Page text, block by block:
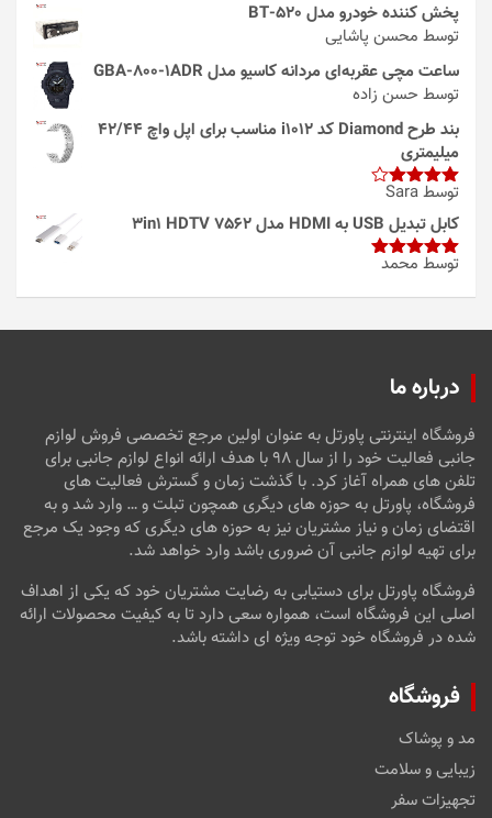
پخش کننده خودرو مدل 520-BT
توسط محسن پاشایی
ساعت مچی عقربه‌ای مردانه کاسیو مدل GBA-800-1ADR
توسط حسن زاده
بند طرح Diamond کد i1012 مناسب برای اپل واچ 42/44
میلیمتری
امتیاز4
از 5
توسط Sara
کابل تبدیل USB به HDMI مدل 3in1 HDTV 7562
امتیاز5از
توسط محمد
درباره ما
فروشگاه اینترنتی پاورتل به عنوان اولین مرجع تخصصی فروش لوازم
جانبی فعالیت خود را از سال ۹۸ با هدف ارائه انواع لوازم جانبی برای
تلفن های همراه آغاز کرد. با گذشت زمان و گسترش فعالیت های
فروشگاه، پاورتل به حوزه های دیگری همچون تبلت و … وارد شد و به
اقتضای زمان و نیاز مشتریان نیز به حوزه های دیگری که وجود یک مرجع
برای تهیه لوازم جانبی آن ضروری باشد وارد خواهد شد.
فروشگاه پاورتل برای دستیابی به رضایت مشتریان خود که یکی از اهداف
اصلی این فروشگاه است، همواره سعی دارد تا به کیفیت محصولات ارائه
شده در فروشگاه خود توجه ویژه ای داشته باشد.
فروشگاه
مد و پوشاک
زیبایی و سلامت
تجهیزات سفر